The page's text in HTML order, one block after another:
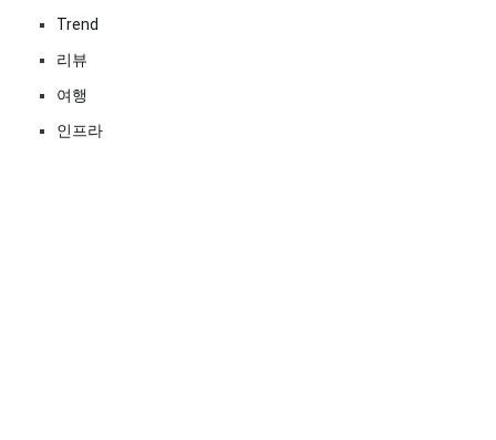
Trend
리뷰
여행
인프라